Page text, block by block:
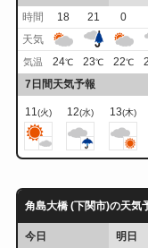
時間
18 21 0
天気
気温 24℃ 23℃ 22℃
7日間天気予報
11(火) 12(水) 13(木)
角島大橋 (下関市)の天気
今日
明日